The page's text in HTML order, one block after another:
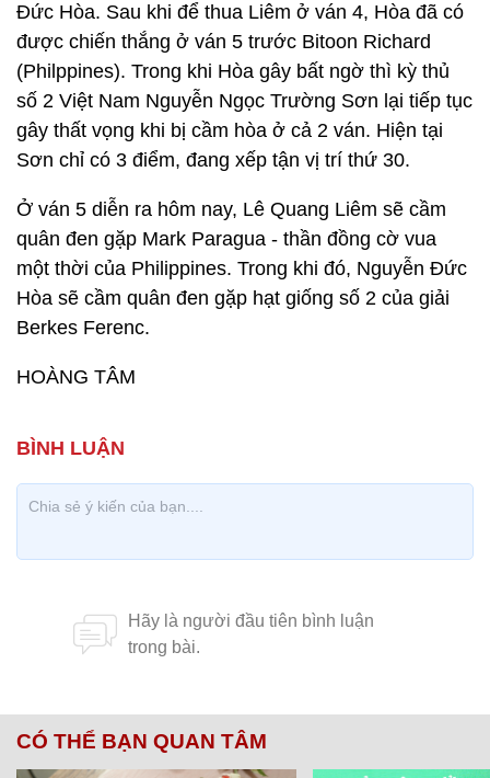
Đức Hòa. Sau khi để thua Liêm ở ván 4, Hòa đã có
được chiến thắng ở ván 5 trước Bitoon Richard
(Philppines). Trong khi Hòa gây bất ngờ thì kỳ thủ
số 2 Việt Nam Nguyễn Ngọc Trường Sơn lại tiếp tục
gây thất vọng khi bị cầm hòa ở cả 2 ván. Hiện tại
Sơn chỉ có 3 điểm, đang xếp tận vị trí thứ 30.
Ở ván 5 diễn ra hôm nay, Lê Quang Liêm sẽ cầm
quân đen gặp Mark Paragua - thần đồng cờ vua
một thời của Philippines. Trong khi đó, Nguyễn Đức
Hòa sẽ cầm quân đen gặp hạt giống số 2 của giải
Berkes Ferenc.
HOÀNG TÂM
CÓ THỂ BẠN QUAN TÂM